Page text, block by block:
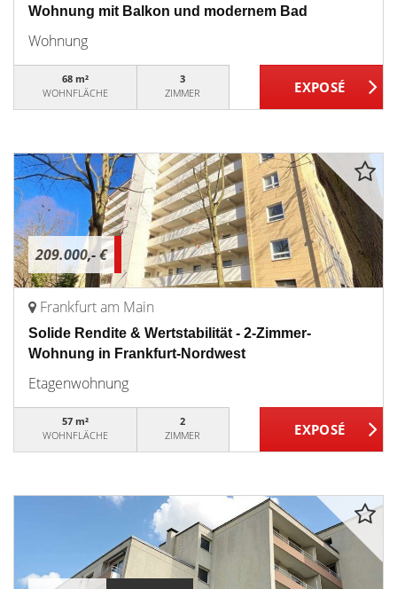
Wohnung mit Balkon und modernem Bad
Wohnung
68 m²
WOHNFLÄCHE
3
ZIMMER
209.000,- €
Frankfurt am Main
Solide Rendite & Wertstabilität - 2-Zimmer-
Wohnung in Frankfurt-Nordwest
Etagenwohnung
57 m²
WOHNFLÄCHE
2
ZIMMER